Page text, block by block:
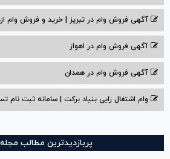
آگهی فروش وام در تبریز | خرید و فروش وام
آگهی فروش وام در اهواز
آگهی فروش وام در همدان
وام اشتغال زایی بنیاد برکت | سامانه ثبت نام
پربازدیدترین مطالب